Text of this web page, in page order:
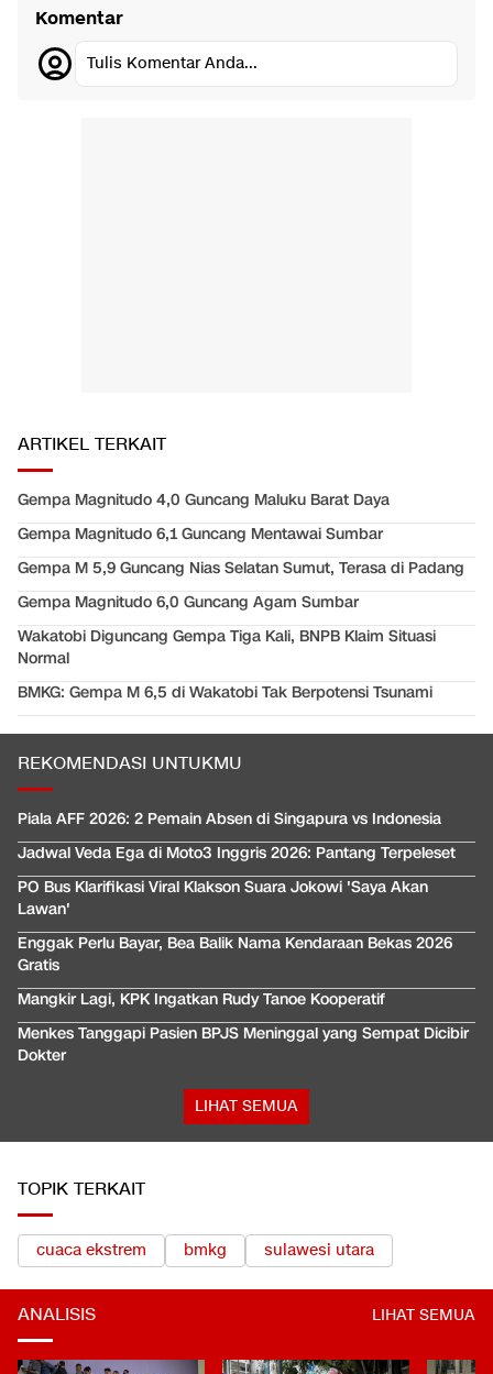
Komentar
Tulis Komentar Anda...
ARTIKEL TERKAIT
Gempa Magnitudo 4,0 Guncang Maluku Barat Daya
Gempa Magnitudo 6,1 Guncang Mentawai Sumbar
Gempa M 5,9 Guncang Nias Selatan Sumut, Terasa di Padang
Gempa Magnitudo 6,0 Guncang Agam Sumbar
Wakatobi Diguncang Gempa Tiga Kali, BNPB Klaim Situasi
Normal
BMKG: Gempa M 6,5 di Wakatobi Tak Berpotensi Tsunami
REKOMENDASI UNTUKMU
Piala AFF 2026: 2 Pemain Absen di Singapura vs Indonesia
Jadwal Veda Ega di Moto3 Inggris 2026: Pantang Terpeleset
PO Bus Klarifikasi Viral Klakson Suara Jokowi 'Saya Akan
Lawan'
Enggak Perlu Bayar, Bea Balik Nama Kendaraan Bekas 2026
Gratis
Mangkir Lagi, KPK Ingatkan Rudy Tanoe Kooperatif
Menkes Tanggapi Pasien BPJS Meninggal yang Sempat Dicibir
Dokter
LIHAT SEMUA
TOPIK TERKAIT
cuaca ekstrem bmkg sulawesi utara
ANALISIS LIHAT SEMUA